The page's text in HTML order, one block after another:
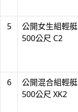
5
公開女生組輕艇
500公尺 C2
6
公開混合組輕艇
500公尺 XK2